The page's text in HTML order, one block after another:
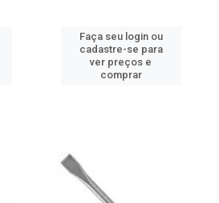
Faça seu login ou
cadastre-se para
ver preços e
comprar